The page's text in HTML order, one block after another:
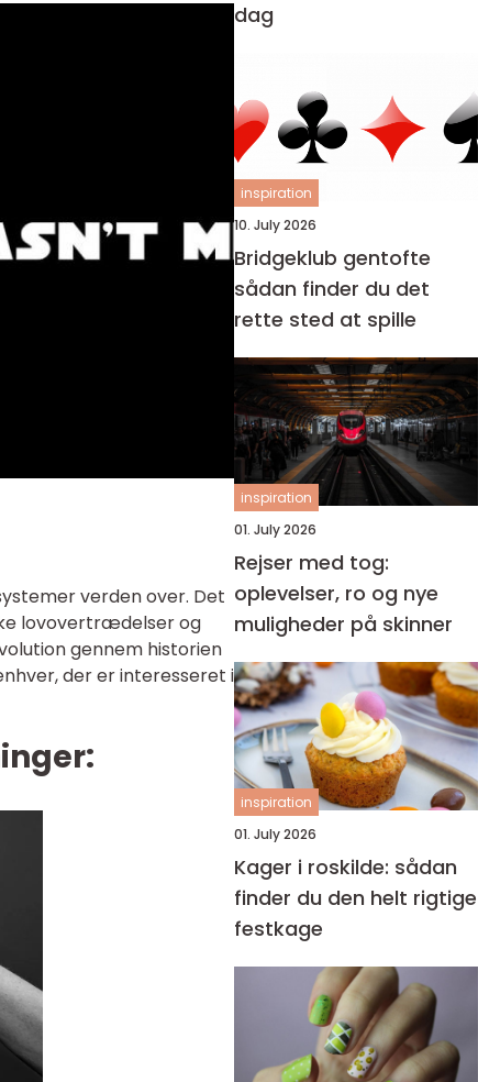
verden over. Det
lovovertrædelser og
gennem historien
der er interesseret i
dag
inspiration
10. July 2026
Bridgeklub gentofte
sådan finder du det
rette sted at spille
inspiration
01. July 2026
Rejser med tog:
oplevelser, ro og nye
muligheder på skinner
inspiration
01. July 2026
Kager i roskilde: sådan
finder du den helt rigtige
festkage